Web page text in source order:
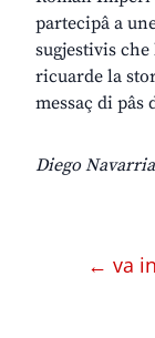
partecipâ a
sugjestivis
ricuarde la
messaç di pâs
Diego Navarria
← va